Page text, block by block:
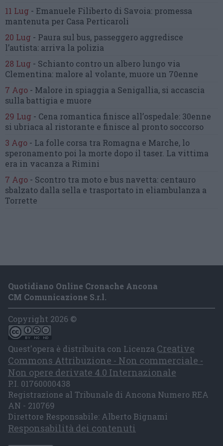
11 Lug - Emanuele Filiberto di Savoia: promessa
mantenuta per Casa Perticaroli
20 Lug - Paura sul bus, passeggero aggredisce
l’autista: arriva la polizia
28 Lug - Schianto contro un albero lungo via
Clementina: malore al volante, muore un 70enne
7 Ago - Malore in spiaggia a Senigallia, si accascia
sulla battigia e muore
29 Lug - Cena romantica finisce all’ospedale: 30enne
si ubriaca al ristorante e finisce al pronto soccorso
3 Ago - La folle corsa tra Romagna e Marche, lo
speronamento poi la morte dopo il taser. La vittima
era in vacanza a Rimini
7 Ago - Scontro tra moto e bus navetta: centauro
sbalzato dalla sella e trasportato in eliambulanza a
Torrette
Quotidiano Online Cronache Ancona
CM Comunicazione S.r.l.
Copyright 2026 ©
Quest'opera è distribuita con Licenza Creative
Commons Attribuzione - Non commerciale -
Non opere derivate 4.0 Internazionale
P.I. 01760000438
Registrazione al Tribunale di Ancona Numero REA
AN - 210769
Direttore Responsabile: Alberto Bignami
Responsabilità dei contenuti